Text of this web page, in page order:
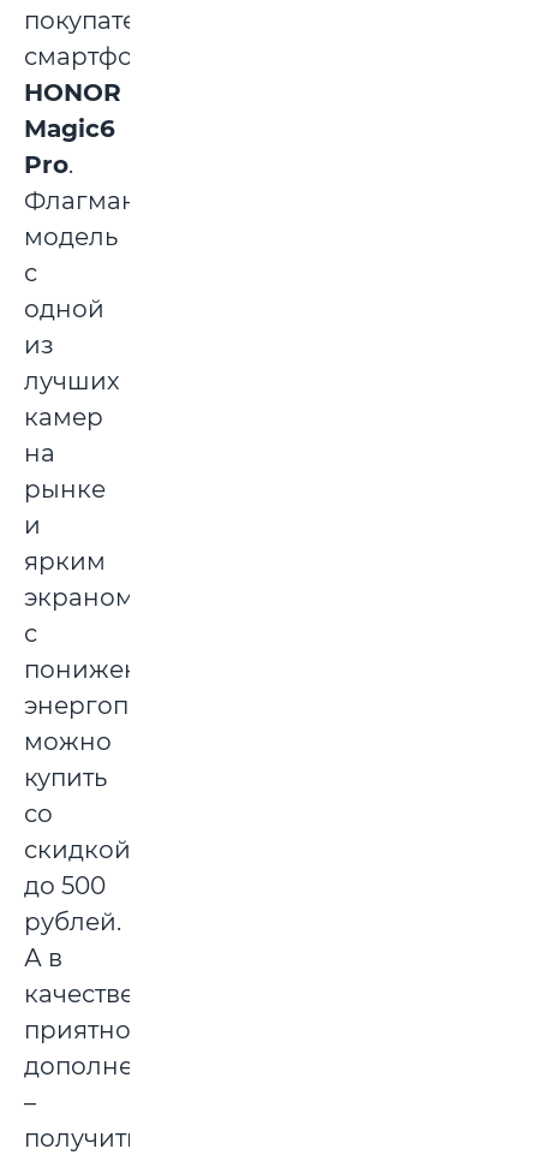
покупателей
смартфона
HONOR
Magic6
Pro.
Флагманскую
модель
с
одной
из
лучших
камер
на
рынке
и
ярким
экраном
с
пониженным
энергопотреблением
можно
купить
со
скидкой
до 500
рублей.
А в
качестве
приятного
дополнения
–
получить